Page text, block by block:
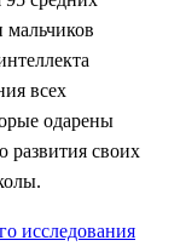
всех
одарены
развития своих
исследования